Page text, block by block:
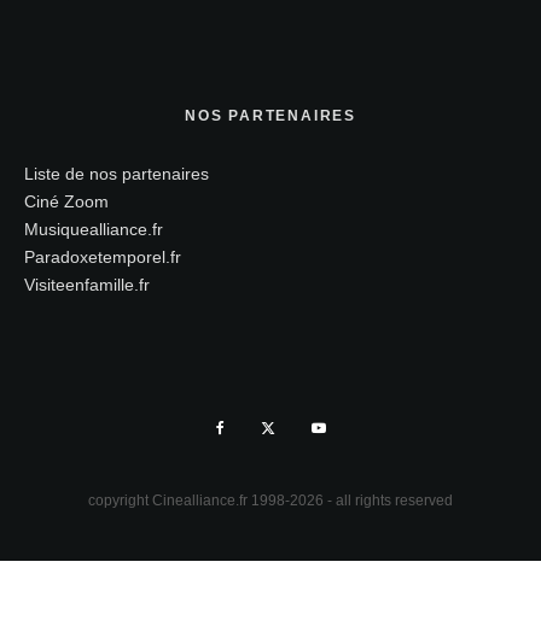
NOS PARTENAIRES
Liste de nos partenaires
Ciné Zoom
Musiquealliance.fr
Paradoxetemporel.fr
Visiteenfamille.fr
copyright Cinealliance.fr 1998-2026 - all rights reserved